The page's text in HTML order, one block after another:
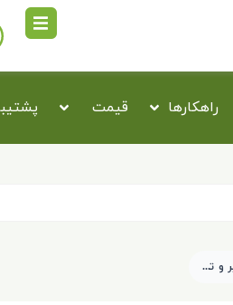
راهکارها قیمت
معرفی مسیر و تعریف نقاط مسیر بر روی نقشه در برنامه سایبروب